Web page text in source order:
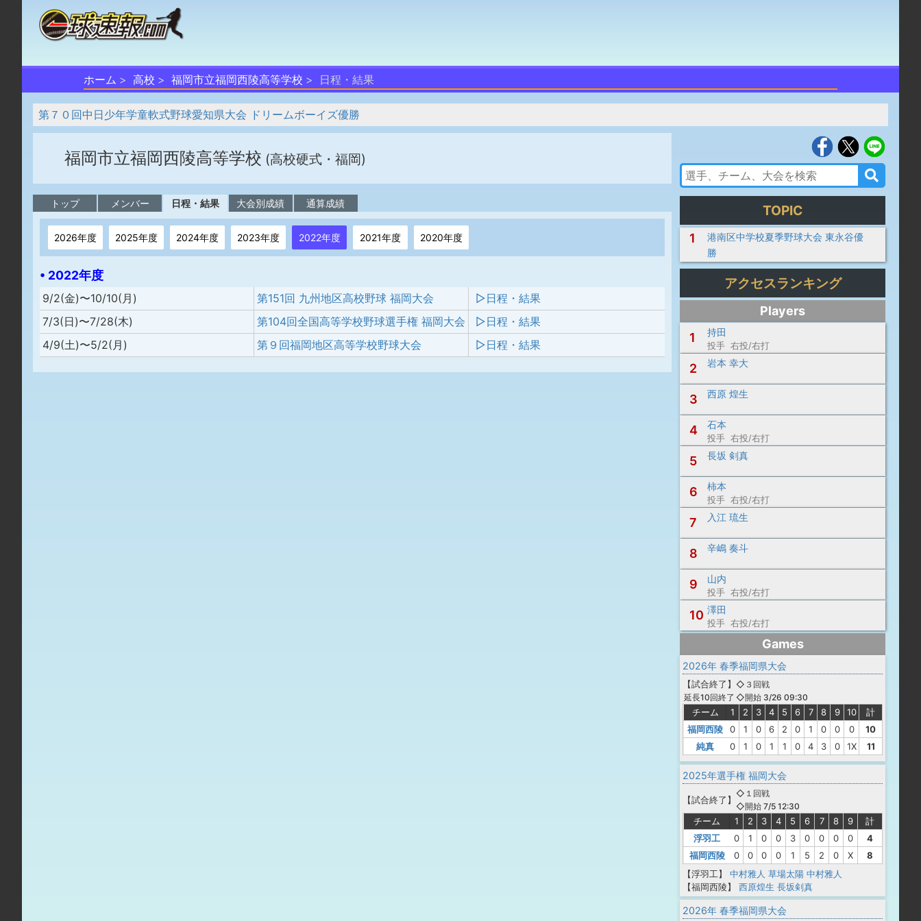
ホーム 高校 福岡市立福岡西陵高等学校 日程・結果
第７０回中日少年学童軟式野球愛知県大会 ドリームボーイズ優勝
福岡市立福岡西陵高等学校 (高校硬式・福岡)
トップ メンバー 日程・結果 大会別成績 通算成績
2026年度 2025年度 2024年度 2023年度 2022年度 2021年度 2020年度
• 2022年度
9/2(金)〜10/10(月) 第151回 九州地区高校野球 福岡大会
▷日程・結果
7/3(日)〜7/28(木)
第104回全国高等学校野球選手権 福岡大会
▷日程・結果
4/9(土)〜5/2(月)
第９回福岡地区高等学校野球大会 ▷日程・結果
TOPIC
1
港南区中学校夏季野球大会 東永谷優
勝
アクセスランキング
Players
1
持田
投手 右投/右打
2 岩本 幸大
3 西原 煌生
4 石本
投手 右投/右打
5 長坂 剣真
6 柿本
投手 右投/右打
7 入江 琉生
8 辛嶋 奏斗
9 山内
投手 右投/右打
10 澤田
投手 右投/右打
Games
2026年 春季福岡県大会
【試合終了 】
延長10回終了
◇３回戦
◇開始 3/26 09:30
チーム 1 2 3 4 5 6 7 8 9 10
計
福岡西陵
0 1 0 6 2 0 1 0 0 0
10
純真
0 1 0 1 1 0 4 3 0 1X 11
2025年選手権 福岡大会
【試合終了 】
◇１回戦
◇開始 7/5 12:30
チーム 1 2 3 4 5 6 7 8 9
計
浮羽工
0 1 0 0 3 0 0 0 0
4
福岡西陵
0 0 0 0 1 5 2 0 X
8
【浮羽工】
中村雅人 草場太陽 中村雅人
【福岡西陵】
西原煌生 長坂剣真
2026年 春季福岡県大会